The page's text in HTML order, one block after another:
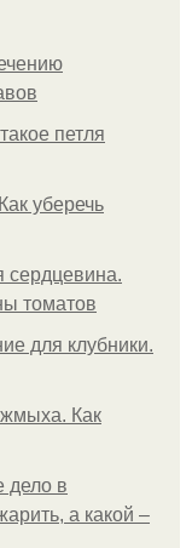
петля
уберечь
сердцевина.
томатов
для клубники.
жмыха. Как
дело в
а какой –